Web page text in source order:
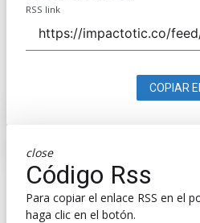
RSS link
COPIAR
close
Código Rss
Para copiar el enlace RSS en el
haga clic en el botón.